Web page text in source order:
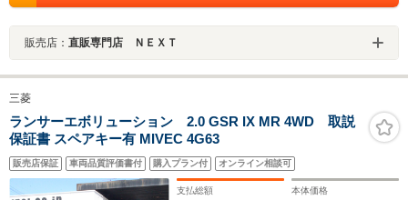
販売店： 直販専門店 ＮＥＸＴ
三菱
ランサーエボリューション 2.0 GSR IX MR 4WD 取説
保証書 スペアキー有 MIVEC 4G63
販売店保証 車両品質評価書付 購入プラン付 オンライン相談可
支払総額 本体価格